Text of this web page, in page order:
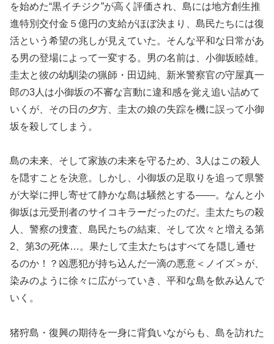
を始めた“黒イチジク”が高く評価され、島には地方創生推
進特別交付金５億円の支給がほぼ決まり、島民たちには復
活という希望の兆しが見えていた。そんな平和な日常があ
る男の登場によって一変する。男の名前は、小御坂睦雄。
圭太と彼の幼馴染の猟師・田辺純、新米警察官の守屋真一
郎の3人は小御坂の不審な言動に違和感を覚え追い詰めて
いくが、その日の夕方、圭太の娘の失踪を機に誤って小御
坂を殺してしまう。
島の未来、そして家族の未来を守るため、3人はこの殺人
を隠すことを決意。しかし、小御坂の足取りを追って県警
が大挙に押し寄せて静かな島は騒然とする――。なんと小
御坂は元受刑者のサイコキラーだったのだ。圭太たちの殺
人、警察の捜査、島民たちの結束、そして次々と増える第
2、第3の死体…。果たして圭太たちはすべてを隠し通せ
るのか！？凶悪犯が持ち込んだ一滴の悪意＜ノイズ＞が、
染みのように徐々に広がっていき、平和な島を飲み込んで
いく。
猪狩島・復興の期待を一身に背負いながらも、島を訪れた